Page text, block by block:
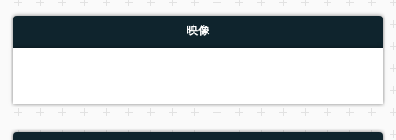
映像